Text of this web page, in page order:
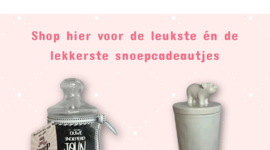
Shop hier voor de leukste én de
lekkerste snoepcadeautjes